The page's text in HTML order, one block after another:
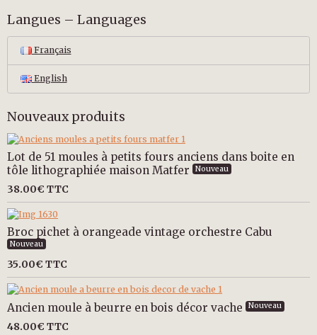
Langues – Languages
Français
English
Nouveaux produits
Lot de 51 moules à petits fours anciens dans boite en
tôle lithographiée maison Matfer
Nouveau
38.00€ TTC
Broc pichet à orangeade vintage orchestre Cabu
Nouveau
35.00€ TTC
Ancien moule à beurre en bois décor vache Nouveau
48.00€ TTC